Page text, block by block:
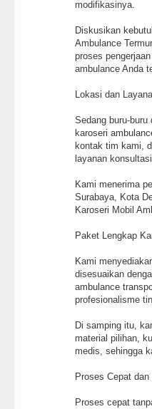
modifikasinya.
Diskusikan
Ambulance
proses
ambulance Anda
Lokasi dan
Sedang buru-
karoseri
kontak tim kami,
layanan
Kami menerima
Surabaya, Kota
Karoseri Mobil
Paket Lengkap
Kami
disesuaikan
ambulance
profesionalisme
Di samping itu,
material pilihan,
medis, sehingga
Proses Cepat dan
Proses cepat